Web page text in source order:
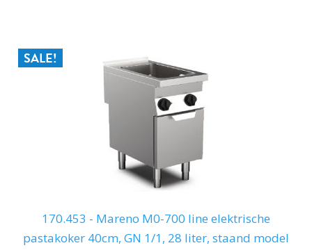
SALE!
170.453 - Mareno M0-700 line elektrische
pastakoker 40cm, GN 1/1, 28 liter, staand model